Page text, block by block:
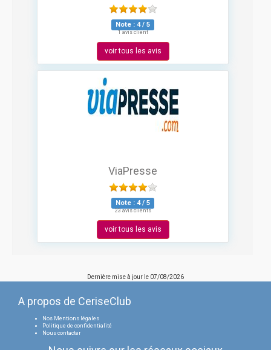
Note : 4/ 5
1 avis client
voir tous les avis
ViaPresse
Note : 4/ 5
23 avis clients
voir tous les avis
Dernière mise à jour le 07/08/2026
A propos de CeriseClub
Nos Mentions légales
Politique de confidentialité
Nous contacter